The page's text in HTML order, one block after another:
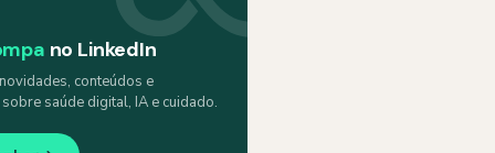
no LinkedIn
conteúdos e
saúde digital, IA e cuidado.